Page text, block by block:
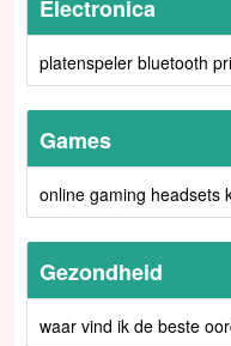
Electronica
platenspeler bluetooth
Games
online gaming headsets
Gezondheid
waar vind ik de beste